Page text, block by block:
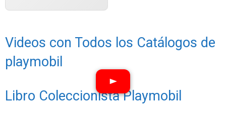
Videos con Todos los Catálogos de
playmobil
Libro Coleccionista Playmobil